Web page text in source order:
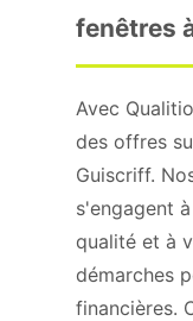
fenêtres
Avec
des offres
Guiscriff.
s'engagent
qualité et à
démarches
financières.